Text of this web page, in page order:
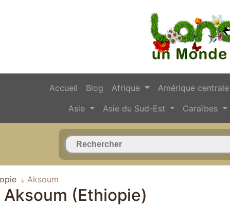
Accueil Blog Afrique Amérique centrale
Asie
Asie du Sud-Est Caraïbes
Aksoum
(Ethiopie)